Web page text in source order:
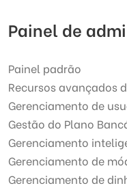
Painel de
Painel padrão
Recursos avançados
Gerenciamento de
Gestão do Plano
Gerenciamento
Gerenciamento de
Gerenciamento de